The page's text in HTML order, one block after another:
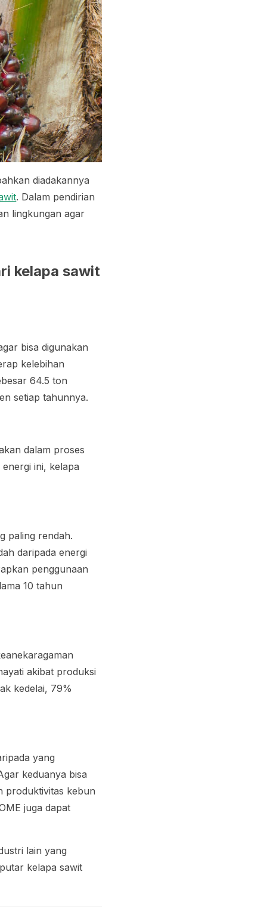
diadakannya
. Dalam pendirian
lingkungan agar
kelapa sawit
bisa digunakan
kelebihan
64.5 ton
setiap tahunnya.
dalam proses
ini, kelapa
paling rendah.
daripada energi
penggunaan
10 tahun
akibat produksi
kedelai, 79%
yang
keduanya bisa
produktivitas kebun
juga dapat
lain yang
kelapa sawit